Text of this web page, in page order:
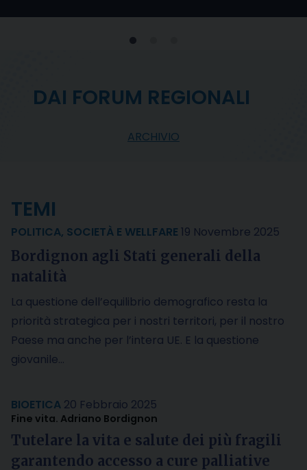
DAI FORUM REGIONALI
ARCHIVIO
TEMI
POLITICA, SOCIETÀ E WELLFARE 19 Novembre 2025
Bordignon agli Stati generali della
natalità
La questione dell’equilibrio demografico resta la
priorità strategica per i nostri territori, per il nostro
Paese ma anche per l’intera UE. E la questione
giovanile…
BIOETICA 20 Febbraio 2025
Fine vita. Adriano Bordignon
Tutelare la vita e salute dei più fragili
garantendo accesso a cure palliative